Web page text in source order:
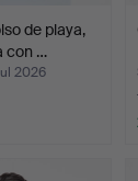
de playa,
con …
2026